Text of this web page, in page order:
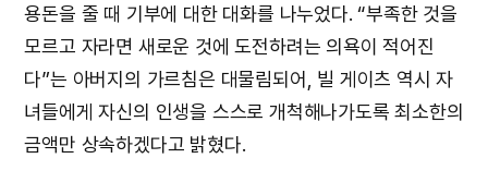
용돈을 줄 때 기부에 대한 대화를 나누었다. “부족한 것을
모르고 자라면 새로운 것에 도전하려는 의욕이 적어진
다”는 아버지의 가르침은 대물림되어, 빌 게이츠 역시 자
녀들에게 자신의 인생을 스스로 개척해나가도록 최소한의
금액만 상속하겠다고 밝혔다.